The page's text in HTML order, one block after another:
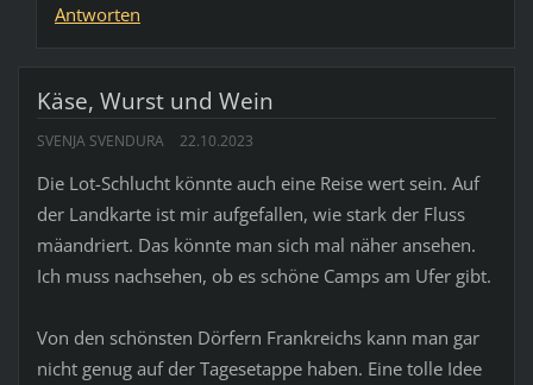
Antworten
Käse, Wurst und Wein
SVENJA SVENDURA 22.10.2023
Die Lot-Schlucht könnte auch eine Reise wert sein. Auf
der Landkarte ist mir aufgefallen, wie stark der Fluss
mäandriert. Das könnte man sich mal näher ansehen.
Ich muss nachsehen, ob es schöne Camps am Ufer gibt.
Von den schönsten Dörfern Frankreichs kann man gar
nicht genug auf der Tagesetappe haben. Eine tolle Idee